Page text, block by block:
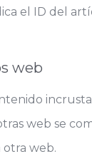
el ID del
web
web se
otra web.